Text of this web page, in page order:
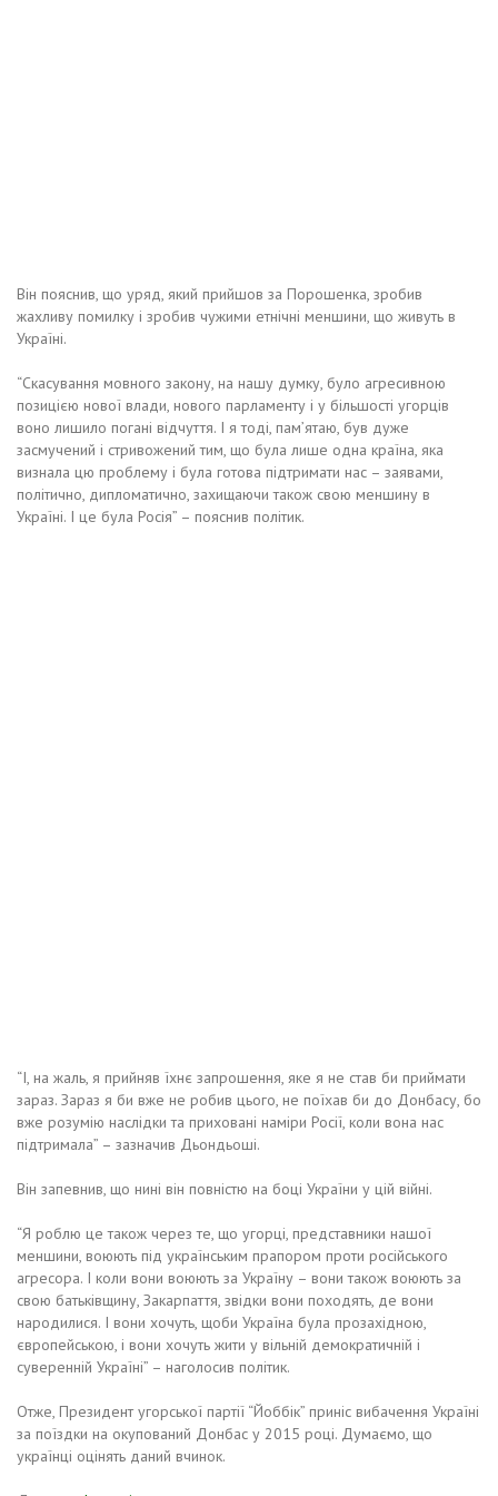
Він пояснив, що уряд, який прийшов за Порошенка, зробив
жахливу помилку і зробив чужими етнічні меншини, що живуть в
Україні.
“Скасування мовного закону, на нашу думку, було агресивною
позицією нової влади, нового парламенту і у більшості угорців
воно лишило погані відчуття. І я тоді, пам’ятаю, був дуже
засмучений і стривожений тим, що була лише одна країна, яка
визнала цю проблему і була готова підтримати нас – заявами,
політично, дипломатично, захищаючи також свою меншину в
Україні. І це була Росія” – пояснив політик.
“І, на жаль, я прийняв їхнє запрошення, яке я не став би приймати
зараз. Зараз я би вже не робив цього, не поїхав би до Донбасу, бо
вже розумію наслідки та приховані наміри Росії, коли вона нас
підтримала” – зазначив Дьондьоші.
Він запевнив, що нині він повністю на боці України у цій війні.
“Я роблю це також через те, що угорці, представники нашої
меншини, воюють під українським прапором проти російського
агресора. І коли вони воюють за Україну – вони також воюють за
свою батьківщину, Закарпаття, звідки вони походять, де вони
народилися. І вони хочуть, щоби Україна була прозахідною,
європейською, і вони хочуть жити у вільній демократичній і
суверенній Україні” – наголосив політик.
Отже, Президент угорської партії “Йоббік” приніс вибачення Україні
за поїздки на окупований Донбас у 2015 році. Думаємо, що
українці оцінять даний вчинок.